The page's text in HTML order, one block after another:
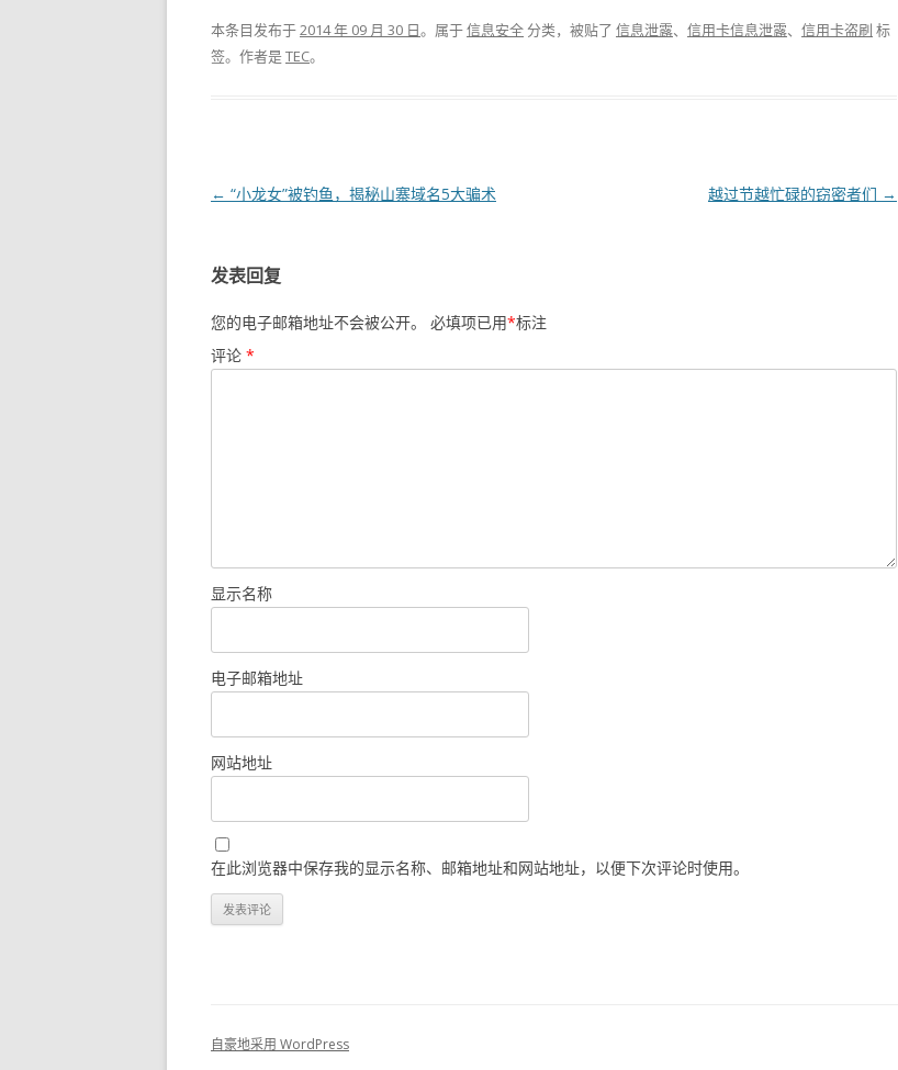
本条目发布于2014 年 09 月 30 日。属于信息安全分类，被贴了 信息泄露、 信用卡信息泄露、 信用卡盗刷 标
签。 作者是TEC。
文章导航
← “小龙女”被钓鱼，揭秘山寨域名5大骗术 越过节越忙碌的窃密者们 →
发表回复
您的电子邮箱地址不会被公开。 必填项已用*标注
评论 *
显示名称
电子邮箱地址
网站地址
在此浏览器中保存我的显示名称、邮箱地址和网站地址，以便下次评论时使用。
自豪地采用 WordPress